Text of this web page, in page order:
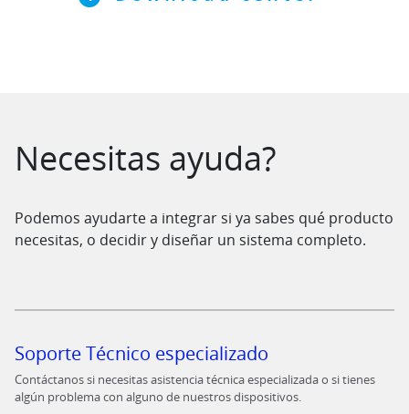
Necesitas ayuda?
Podemos ayudarte a integrar si ya sabes qué producto
necesitas, o decidir y diseñar un sistema completo.
Soporte Técnico especializado
Contáctanos si necesitas asistencia técnica especializada o si tienes
algún problema con alguno de nuestros dispositivos.